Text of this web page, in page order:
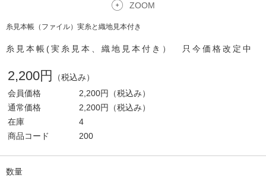
ZOOM
糸見本帳（ファイル）実糸と織地見本付き
糸見本帳(実糸見本、織地見本付き） 只今価格改定中
2,200円
（税込み）
会員価格
2,200円
（税込み）
通常価格
2,200円
（税込み）
在庫
4
商品コード
200
数量